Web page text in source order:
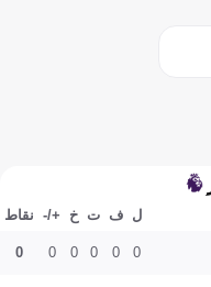
ل ف ت خ +/- نقاط
0
0
0
0
0
0